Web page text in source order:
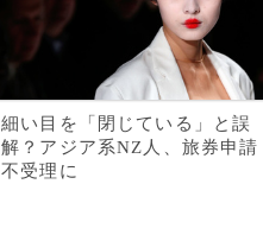
細い目を「閉じている」と誤
解？アジア系NZ人、旅券申請
不受理に